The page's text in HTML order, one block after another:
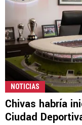
NOTICIAS
Chivas habría
Ciudad